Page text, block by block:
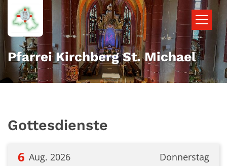
Zum Inhalt springen
Pfarrei Kirchberg St. Michael
Gottesdienste
Donnerstag
6 Aug. 2026